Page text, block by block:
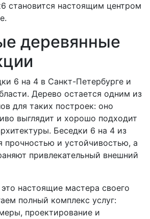
становится настоящим центром
деревянные
6 на 4 в Санкт-Петербурге и
Дерево остается одним из
для таких построек: оно
выглядит и хорошо подходит
Беседки 6 на 4 из
прочностью и устойчивостью, а
привлекательный внешний
настоящие мастера своего
полный комплекс услуг:
проектирование и